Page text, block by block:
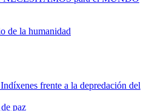
de la humanidad
frente a la depredación del
paz